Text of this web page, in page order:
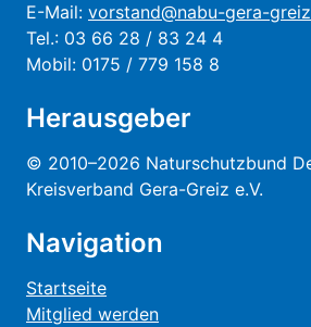
E-Mail: vorstand@nabu-gera-
Tel.: 03 66 28 / 83 24 4
Mobil: 0175 / 779 158 8
Herausgeber
© 2010–2026 Naturschutzbund
Kreisverband Gera-Greiz e.V.
Navigation
Startseite
Mitglied werden